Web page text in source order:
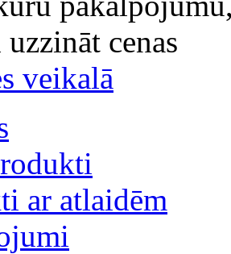
cenas
veikalā
ar atlaidēm